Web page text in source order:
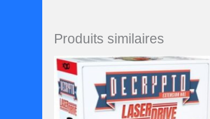
Produits similaires